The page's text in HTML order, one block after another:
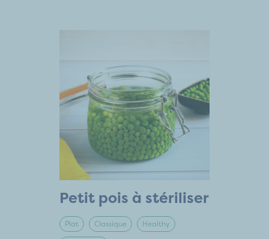
Petit pois à stériliser
Plat Classique Healthy